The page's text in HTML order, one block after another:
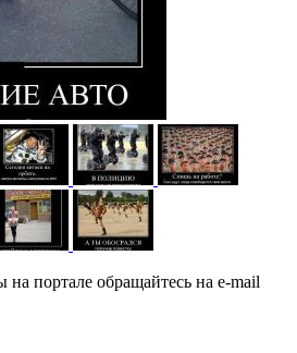
портале обращайтесь на e-mail